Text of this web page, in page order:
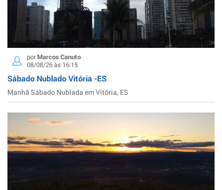
porMarcos Canuto
08/08/26 às 16:15
Sábado Nublado Vitória -ES
Manhã Sábado Nublada em Vitória, ES